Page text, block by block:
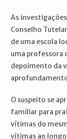
As
Conselho
de uma escola
uma professora
depoimento da
O suspeito se
familiar para
vítimas do
vítimas ao longo